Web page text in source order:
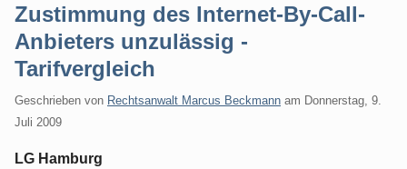
Zustimmung des Internet-By-Call-
Anbieters unzulässig -
Tarifvergleich
Geschrieben von Rechtsanwalt Marcus Beckmann am Donnerstag, 9.
Juli 2009
LG Hamburg